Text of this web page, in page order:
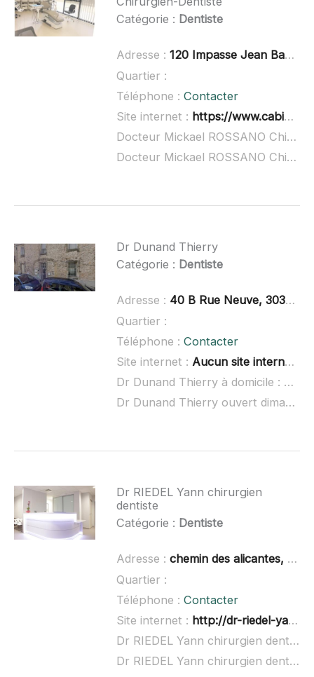
Catégorie : Dentiste
Adresse : 120 Impasse Jean Baptiste Say, 34470 Pérols
Quartier :
Téléphone : Contacter
Site internet : https://www.cabinetdentaireadda.fr/
Docteur Mickael ROSSANO Chirurgien-Dentiste à domicile :
Docteur Mickael ROSSANO Chirurgien-Dentiste ouvert dimanche :
Dr Dunand Thierry
Catégorie : Dentiste
Adresse : 40 B Rue Neuve, 30310 Vergèze
Quartier :
Téléphone : Contacter
Site internet : Aucun site internet connu
Dr Dunand Thierry à domicile :
non
Dr Dunand Thierry ouvert dimanche :
Dr RIEDEL Yann chirurgien
dentiste
Catégorie : Dentiste
Adresse : chemin des alicantes, pôle santé Louis Serre Bat b 1er étage, 34
Quartier :
Téléphone : Contacter
Site internet : http://dr-riedel-yann.chirurgiens-dentistes.fr/
Dr RIEDEL Yann chirurgien dentiste à domicile :
Dr RIEDEL Yann chirurgien dentiste ouvert dimanche :